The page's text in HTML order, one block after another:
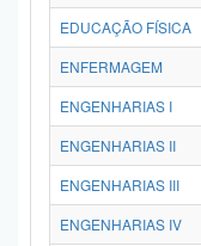
EDUCAÇÃO FÍSICA
ENFERMAGEM
ENGENHARIAS I
ENGENHARIAS II
ENGENHARIAS III
ENGENHARIAS IV